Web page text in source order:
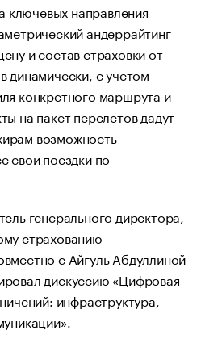
ключевых направления
андеррайтинг
и состав страховки от
динамически, с учетом
конкретного маршрута и
на пакет перелетов дадут
возможность
свои поездки по
генерального директора,
страхованию
с Айгуль Абдуллиной
дискуссию «Цифровая
инфраструктура,